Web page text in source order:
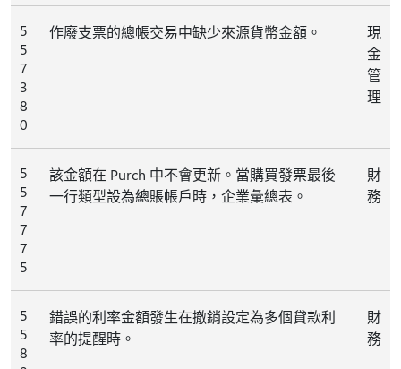
5
5
7
3
8
0
作廢支票的總帳交易中缺少來源貨幣金額。
現
金
管
理
5
5
7
7
7
5
該金額在 Purch 中不會更新。當購買發票最後
一行類型設為總賬帳戶時，企業彙總表。
財
務
5
5
8
錯誤的利率金額發生在撤銷設定為多個貸款利
率的提醒時。
財
務